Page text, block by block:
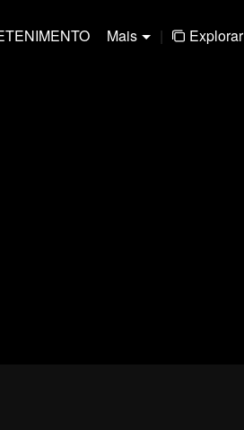
Mais | Explorar